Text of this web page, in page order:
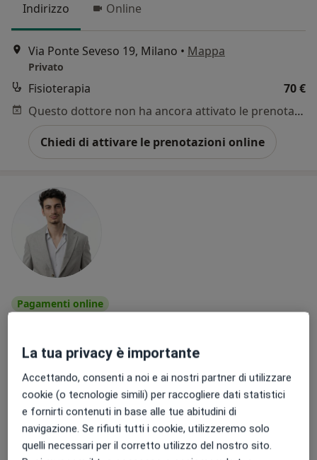
Indirizzo Online
Via Ponte Seveso 19, Milano • Mappa
Privato
Fisioterapia
70 €
Questo dottore non ha ancora attivato le prenotazioni online presso questo indirizzo.
Chiedi di attivare le prenotazioni online
Pagamenti online
51 recensioni
Indirizzo Online
Piazzale Principessa Clotilde, 6, Milano •Mappa
Fisiomedica Santanna s.r.l
La tua privacy è importante
Accettando, consenti a noi e ai nostri partner di utilizzare
cookie (o tecnologie simili) per raccogliere dati statistici
e fornirti contenuti in base alle tue abitudini di
navigazione. Se rifiuti tutti i cookie, utilizzeremo solo
quelli necessari per il corretto utilizzo del nostro sito.